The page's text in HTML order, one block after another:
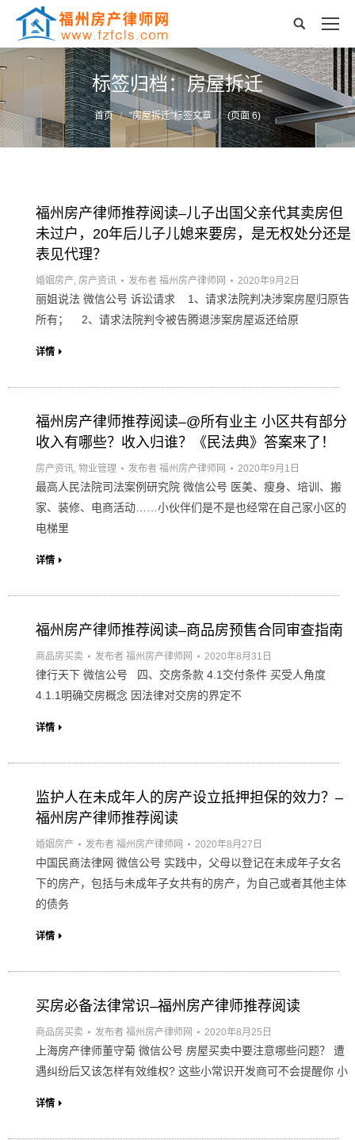
标签归档：房屋拆迁
您的位置： 首页 "房屋拆迁"标签文章 (页面 6)
福州房产律师推荐阅读–儿子出国父亲代其卖房但
未过户，20年后儿子儿媳来要房，是无权处分还是
表见代理？
婚姻房产, 房产资讯 发布者 福州房产律师网 2020年9月2日
丽姐说法 微信公号 诉讼请求 1、请求法院判决涉案房屋归原告
所有； 2、请求法院判令被告腾退涉案房屋返还给原
详情
福州房产律师推荐阅读–@所有业主 小区共有部分
收入有哪些？收入归谁？《民法典》答案来了！
房产资讯, 物业管理 发布者 福州房产律师网 2020年9月1日
最高人民法院司法案例研究院 微信公号 医美、瘦身、培训、搬
家、装修、电商活动……小伙伴们是不是也经常在自己家小区的
电梯里
详情
福州房产律师推荐阅读–商品房预售合同审查指南
商品房买卖 发布者 福州房产律师网 2020年8月31日
律行天下 微信公号 四、交房条款 4.1交付条件 买受人角度
4.1.1明确交房概念 因法律对交房的界定不
详情
监护人在未成年人的房产设立抵押担保的效力？–
福州房产律师推荐阅读
婚姻房产 发布者 福州房产律师网 2020年8月27日
中国民商法律网 微信公号 实践中，父母以登记在未成年子女名
下的房产，包括与未成年子女共有的房产，为自己或者其他主体
的债务
详情
买房必备法律常识–福州房产律师推荐阅读
商品房买卖 发布者 福州房产律师网 2020年8月25日
上海房产律师董守菊 微信公号 房屋买卖中要注意哪些问题？ 遭
遇纠纷后又该怎样有效维权? 这些小常识开发商可不会提醒你 小
详情